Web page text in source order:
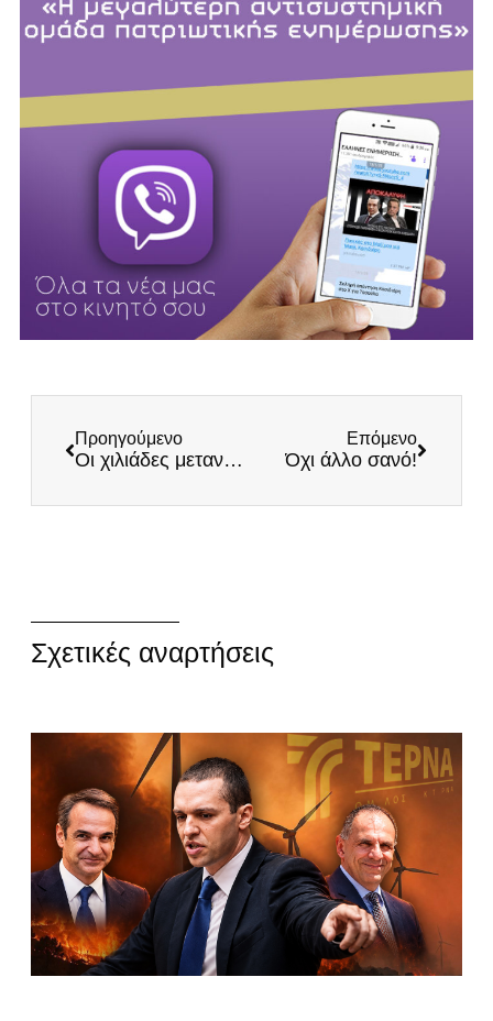
Προηγούμενο
Οι χιλιάδες μετανάστες επιβαρύνουν το ΕΣΥ θέτοντας σε κίνδυνο τη δημόσια υγεία στην Ελλάδα
Επόμενο
Όχι άλλο σανό!
Σχετικές αναρτήσεις